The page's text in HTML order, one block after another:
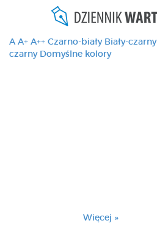
A A+ A++ Czarno-biały Biały-czarny
czarny Domyślne kolory
Więcej »